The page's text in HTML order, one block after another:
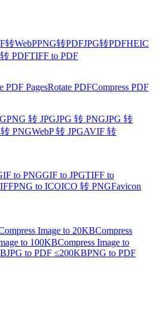
转WebPPNG转PDFJPG转PDFHEIC
PDFTIFF to PDF
PDF PagesRotate PDFCompress PDF
PNG 转 JPGJPG 转 PNGJPG 转
PNGWebP 转 JPGAVIF 转
to PNGGIF to JPGTIFF to
PNG to ICOICO 转 PNGFavicon
Image to 20KBCompress
to 100KBCompress Image to
JPG to PDF ≤200KBPNG to PDF